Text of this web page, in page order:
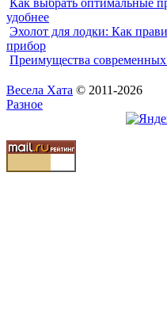
удобнее
Эхолот для лодки: Как
прибор
Преимущества
Весела Хата © 2011-2026
Разное